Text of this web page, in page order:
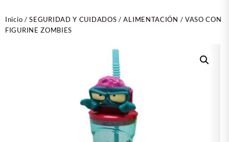
Inicio /SEGURIDAD Y CUIDADOS /ALIMENTACIÓN / VASO CON
FIGURINE ZOMBIES